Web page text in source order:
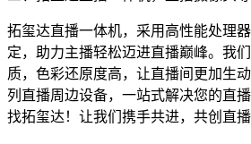
拓玺达直播一体机，采用高性能处理
定，助力主播轻松迈进直播巅峰。我
质，色彩还原度高，让直播间更加生
列直播周边设备，一站式解决您的直
找拓玺达！让我们携手共进，共创直播